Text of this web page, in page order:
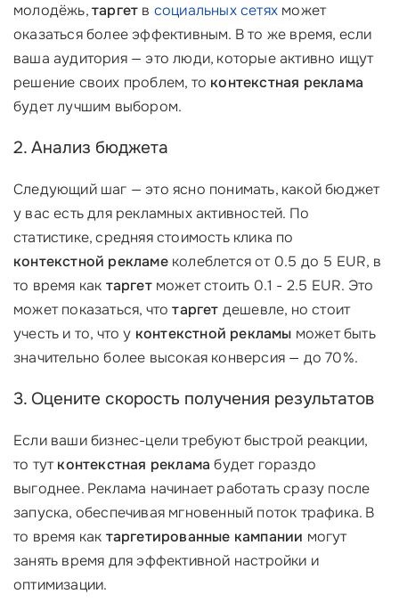
молодёжь,таргет в социальных сетях может
оказаться более эффективным. В то же время, если
ваша аудитория — это люди, которые активно ищут
решение своих проблем, то контекстная реклама
будет лучшим выбором.
2. Анализ бюджета
Следующий шаг — это ясно понимать, какой бюджет
у вас есть для рекламных активностей. По
статистике, средняя стоимость клика по
контекстной рекламеколеблется от 0.5 до 5 EUR, в
то время как таргетможет стоить 0.1 - 2.5 EUR. Это
может показаться, чтотаргет дешевле, но стоит
учесть и то, что у контекстной рекламы может быть
значительно более высокая конверсия — до 70%.
3. Оцените скорость получения результатов
Если ваши бизнес-цели требуют быстрой реакции,
то тутконтекстная реклама будет гораздо
выгоднее. Реклама начинает работать сразу после
запуска, обеспечивая мгновенный поток трафика. В
то время как таргетированные кампании могут
занять время для эффективной настройки и
оптимизации.